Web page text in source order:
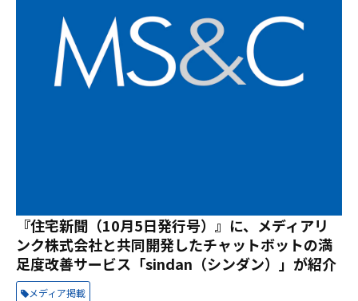
『住宅新聞（10月5日発行号）』に、メディアリ
ンク株式会社と共同開発したチャットボットの満
足度改善サービス「sindan（シンダン）」が紹介
されました。
メディア掲載